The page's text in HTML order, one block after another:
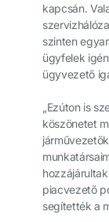
kapcsán.
szinten
ügyfelek
ügyvezető
„Ezúton is
köszönetet
piacvezető
segítették a